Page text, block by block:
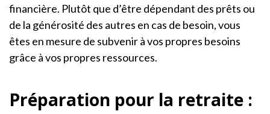
financière. Plutôt que d’être dépendant des prêts ou
de la générosité des autres en cas de besoin, vous
êtes en mesure de subvenir à vos propres besoins
grâce à vos propres ressources.
Préparation pour la retraite :